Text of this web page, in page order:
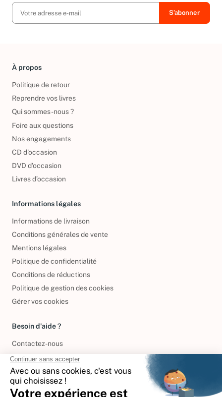
À propos
Politique de retour
Reprendre vos livres
Qui sommes-nous ?
Foire aux questions
Nos engagements
CD d'occasion
DVD d'occasion
Livres d’occasion
Informations légales
Informations de livraison
Conditions générales de vente
Mentions légales
Politique de confidentialité
Conditions de réductions
Politique de gestion des cookies
Gérer vos cookies
Besoin d'aide ?
Contactez-nous
International